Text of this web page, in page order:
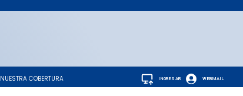
NUESTRA COBERTURA WEBMAIL
INGRESAR